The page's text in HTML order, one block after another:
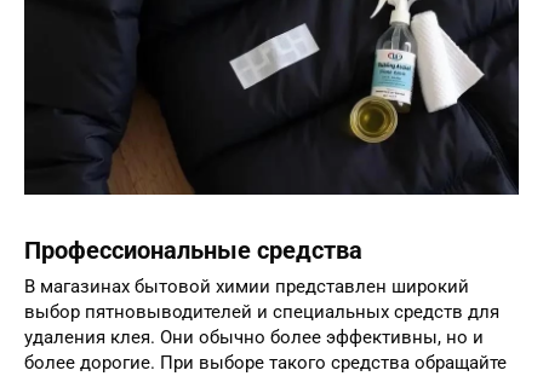
Профессиональные средства
В магазинах бытовой химии представлен широкий
выбор пятновыводителей и специальных средств для
удаления клея. Они обычно более эффективны, но и
более дорогие. При выборе такого средства обращайте